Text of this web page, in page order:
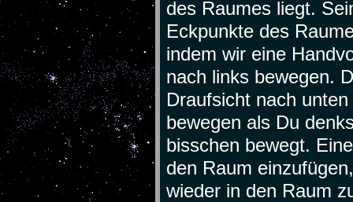
des Raumes liegt.
Eckpunkte des
indem wir eine
nach links bewegen.
Draufsicht nach
bewegen als Du
bisschen bewegt.
den Raum
wieder in den Raum